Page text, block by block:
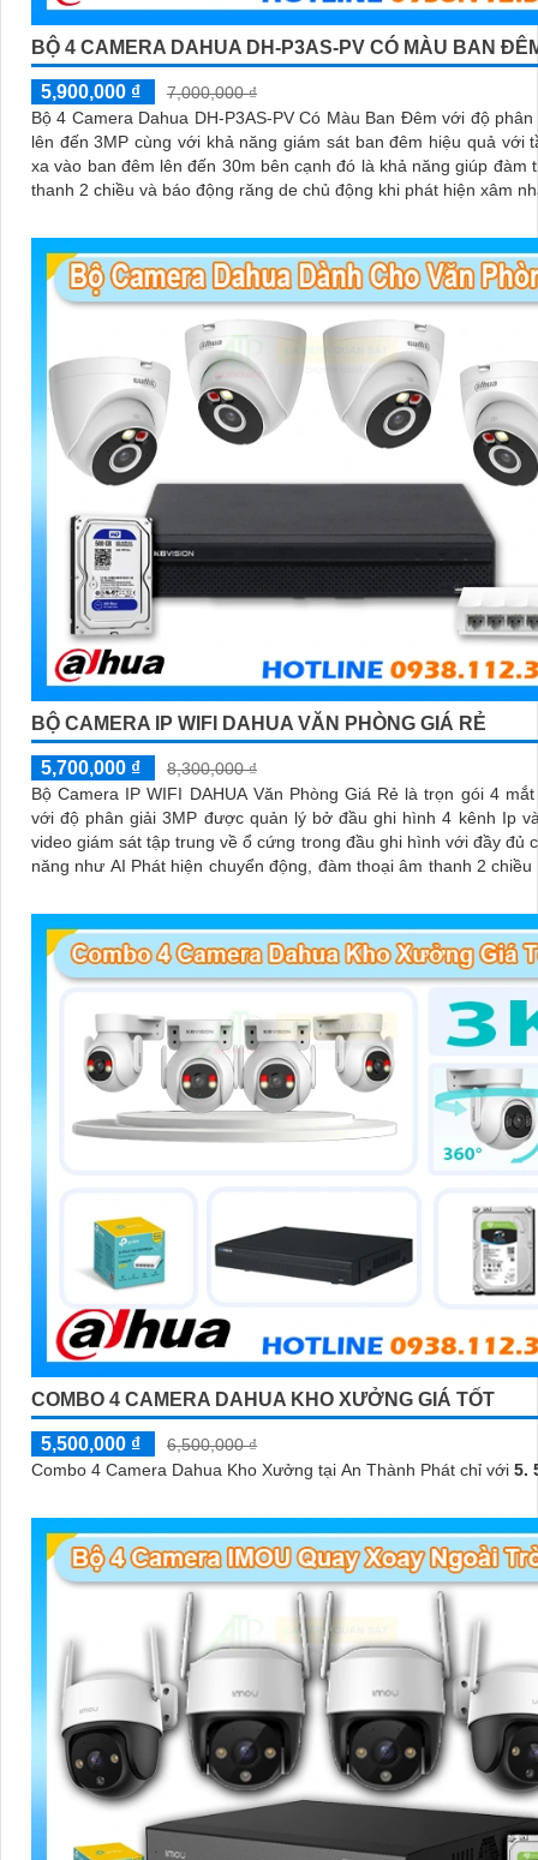
BỘ 4 CAMERA DAHUA DH-P3AS-PV CÓ MÀU BAN
5,900,000 ₫
7,000,000 ₫
Bộ 4 Camera Dahua DH-P3AS-PV Có Màu Ban Đêm với độ phân
lên đến 3MP cùng với khả năng giám sát ban đêm hiệu quả với
xa vào ban đêm lên đến 30m bên cạnh đó là khả năng giúp đàm
thanh 2 chiều và báo động răng de chủ động khi phát hiện xâm
BỘ CAMERA IP WIFI DAHUA VĂN PHÒNG GIÁ RẺ
5,700,000 ₫
8,300,000 ₫
Bộ Camera IP WIFI DAHUA Văn Phòng Giá Rẻ là trọn gói 4
với độ phân giải 3MP được quản lý bở đầu ghi hình 4 kênh Ip
video giám sát tập trung về ổ cứng trong đầu ghi hình với đầy đủ
năng như AI Phát hiện chuyển động, đàm thoại âm thanh 2 chiều
COMBO 4 CAMERA DAHUA KHO XƯỞNG GIÁ TỐT
5,500,000 ₫
6,500,000 ₫
Combo 4 Camera Dahua Kho Xưởng tại An Thành Phát chỉ với 5.